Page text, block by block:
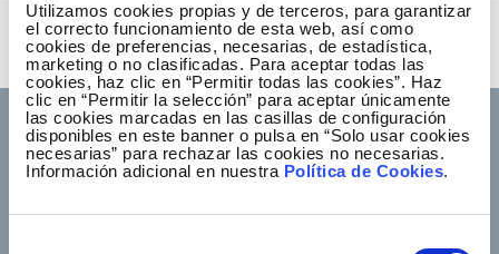
Utilizamos cookies propias y de terceros, para garantizar
el correcto funcionamiento de esta web, así como
cookies de preferencias, necesarias, de estadística,
marketing o no clasificadas. Para aceptar todas las
cookies, haz clic en “Permitir todas las cookies”. Haz
clic en “Permitir la selección” para aceptar únicamente
las cookies marcadas en las casillas de configuración
disponibles en este banner o pulsa en “Solo usar cookies
necesarias” para rechazar las cookies no necesarias.
Información adicional en nuestra Política de Cookies.
¡Suscríbete a 'Redeia al día'!
Recibe nuestro boletín en tu correo
Footer TOP
Conócenos
Nuestros servicios